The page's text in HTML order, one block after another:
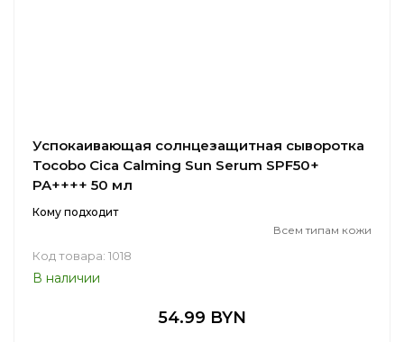
Успокаивающая солнцезащитная сыворотка
Tocobo Cica Calming Sun Serum SPF50+
PA++++ 50 мл
Кому подходит
Всем типам кожи
Код товара: 1018
В наличии
54.99 BYN